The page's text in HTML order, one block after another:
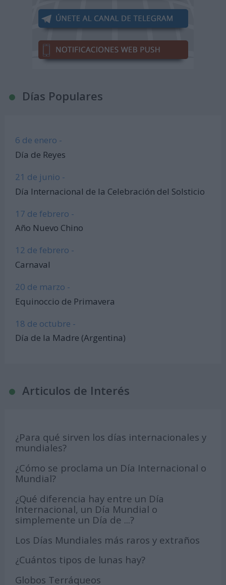
Días Populares
6 de enero -
Día de Reyes
21 de junio -
Día Internacional de la Celebración del Solsticio
17 de febrero -
Año Nuevo Chino
12 de febrero -
Carnaval
20 de marzo -
Equinoccio de Primavera
18 de octubre -
Día de la Madre (Argentina)
Articulos de Interés
¿Para qué sirven los días internacionales y
mundiales?
¿Cómo se proclama un Día Internacional o
Mundial?
¿Qué diferencia hay entre un Día
Internacional, un Día Mundial o
simplemente un Día de ...?
Los Días Mundiales más raros y extraños
¿Cuántos tipos de lunas hay?
Globos Terráqueos